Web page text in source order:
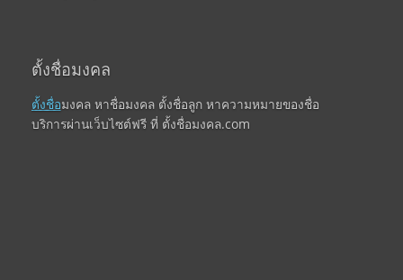
ตั้งชื่อมงคล
ตั้งชื่อมงคล หาชื่อมงคล ตั้งชื่อลูก หาความหมายของชื่อ
บริการผ่านเว็บไซต์ฟรี ที่ ตั้งชื่อมงคล.com